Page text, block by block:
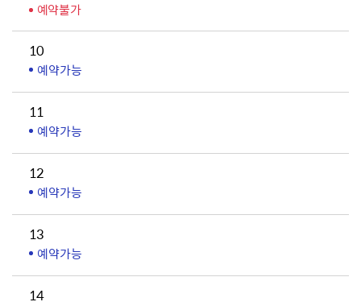
예약불가
10
예약가능
11
예약가능
12
예약가능
13
예약가능
14